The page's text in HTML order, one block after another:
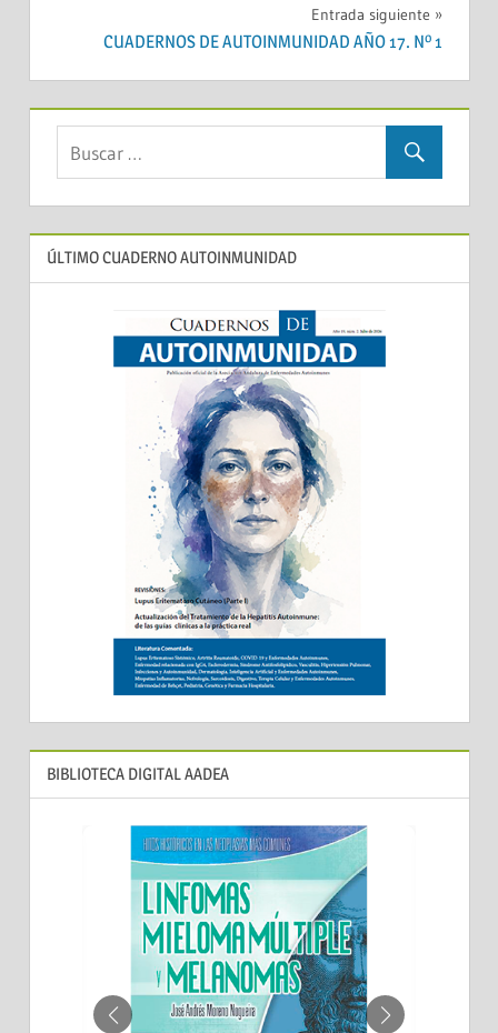
Entrada siguiente
CUADERNOS DE AUTOINMUNIDAD AÑO 17. Nº 1
ÚLTIMO CUADERNO AUTOINMUNIDAD
BIBLIOTECA DIGITAL AADEA